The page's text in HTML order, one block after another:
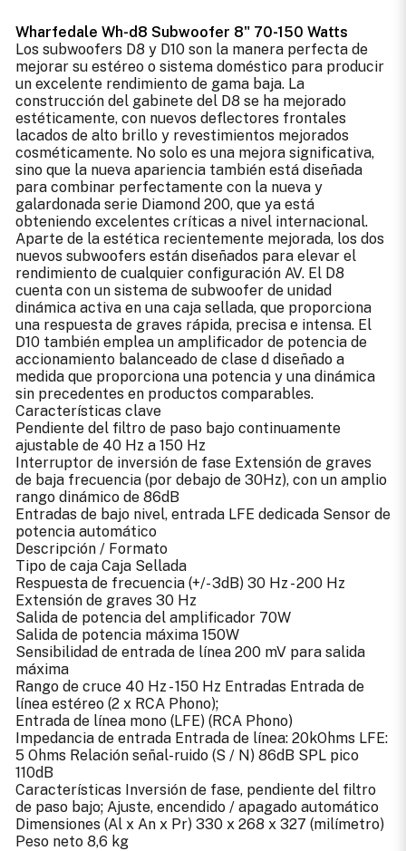
Wharfedale Wh-d8 Subwoofer 8" 70-150 Watts
Los subwoofers D8 y D10 son la manera perfecta de
mejorar su estéreo o sistema doméstico para producir
un excelente rendimiento de gama baja. La
construcción del gabinete del D8 se ha mejorado
estéticamente, con nuevos deflectores frontales
lacados de alto brillo y revestimientos mejorados
cosméticamente. No solo es una mejora significativa,
sino que la nueva apariencia también está diseñada
para combinar perfectamente con la nueva y
galardonada serie Diamond 200, que ya está
obteniendo excelentes críticas a nivel internacional.
Aparte de la estética recientemente mejorada, los dos
nuevos subwoofers están diseñados para elevar el
rendimiento de cualquier configuración AV. El D8
cuenta con un sistema de subwoofer de unidad
dinámica activa en una caja sellada, que proporciona
una respuesta de graves rápida, precisa e intensa. El
D10 también emplea un amplificador de potencia de
accionamiento balanceado de clase d diseñado a
medida que proporciona una potencia y una dinámica
sin precedentes en productos comparables.
Características clave
Pendiente del filtro de paso bajo continuamente
ajustable de 40 Hz a 150 Hz
Interruptor de inversión de fase Extensión de graves
de baja frecuencia (por debajo de 30Hz), con un amplio
rango dinámico de 86dB
Entradas de bajo nivel, entrada LFE dedicada Sensor de
potencia automático
Descripción / Formato
Tipo de caja Caja Sellada
Respuesta de frecuencia (+/- 3dB) 30 Hz - 200 Hz
Extensión de graves 30 Hz
Salida de potencia del amplificador 70W
Salida de potencia máxima 150W
Sensibilidad de entrada de línea 200 mV para salida
máxima
Rango de cruce 40 Hz - 150 Hz Entradas Entrada de
línea estéreo (2 x RCA Phono);
Entrada de línea mono (LFE) (RCA Phono)
Impedancia de entrada Entrada de línea: 20kOhms LFE:
5 Ohms Relación señal-ruido (S / N) 86dB SPL pico
110dB
Características Inversión de fase, pendiente del filtro
de paso bajo; Ajuste, encendido / apagado automático
Dimensiones (Al x An x Pr) 330 x 268 x 327 (milímetro)
Peso neto 8,6 kg